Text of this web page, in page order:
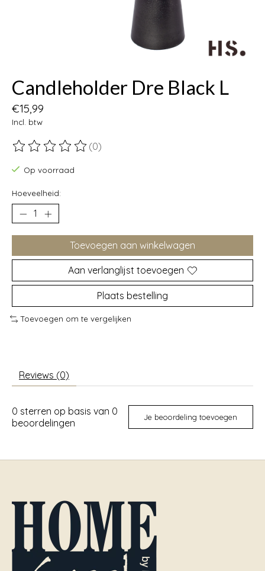
Candleholder Dre Black L
€15,99
Incl. btw
De beoordeling van dit product is
(0)
Op voorraad
Hoeveelheid:
Toevoegen aan winkelwagen
Aan verlanglijst toevoegen
Plaats bestelling
Toevoegen om te vergelijken
Reviews (0)
0 sterren op basis van 0
beoordelingen
Je beoordeling toevoegen